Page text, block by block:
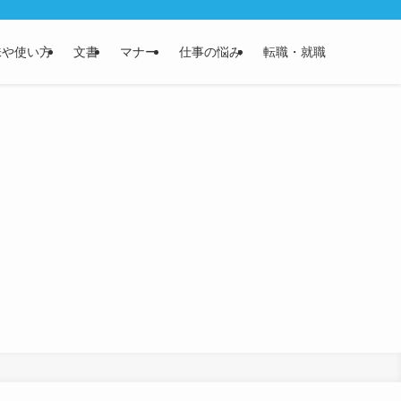
使い方 文書 マナー 仕事の悩み 転職・就職